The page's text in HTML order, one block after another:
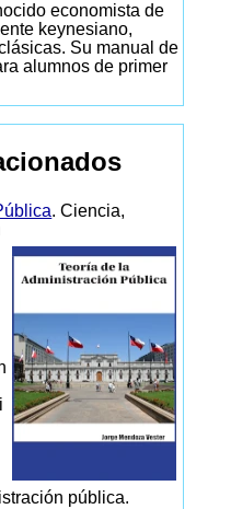
economista de
keynesiano,
Su manual de
alumnos de primer
. Ciencia,
pública.